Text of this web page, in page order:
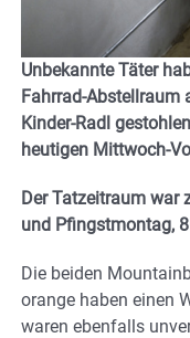
Unbekannte Täter
Fahrrad-Abstellraum
Kinder-Radl
heutigen Mittwoch-
Der Tatzeitraum war
und Pfingstmontag, 8
Die beiden
orange haben einen
waren ebenfalls